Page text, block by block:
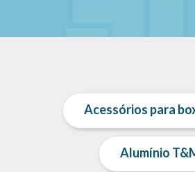
Acessórios para
Alumínio